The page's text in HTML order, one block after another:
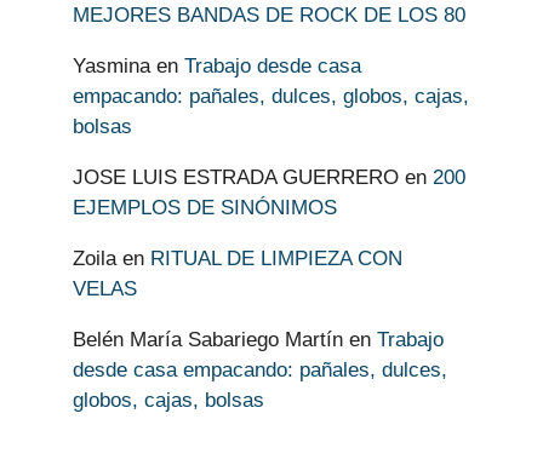
MEJORES BANDAS DE ROCK DE LOS 80
Yasminaen Trabajo desde casa
empacando: pañales, dulces, globos, cajas,
bolsas
JOSE LUIS ESTRADA GUERRERO en 200
EJEMPLOS DE SINÓNIMOS
Zoilaen RITUAL DE LIMPIEZA CON
VELAS
Belén María Sabariego Martín en Trabajo
desde casa empacando: pañales, dulces,
globos, cajas, bolsas